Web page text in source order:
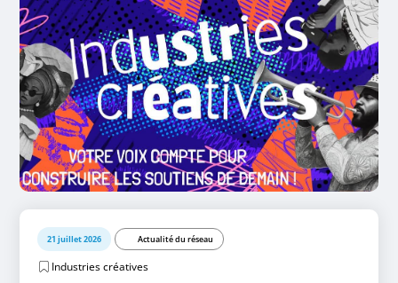
21 juillet 2026 Actualité du réseau
Industries créatives